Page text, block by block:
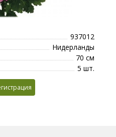
937012
Нидерланды
70 см
5 шт.